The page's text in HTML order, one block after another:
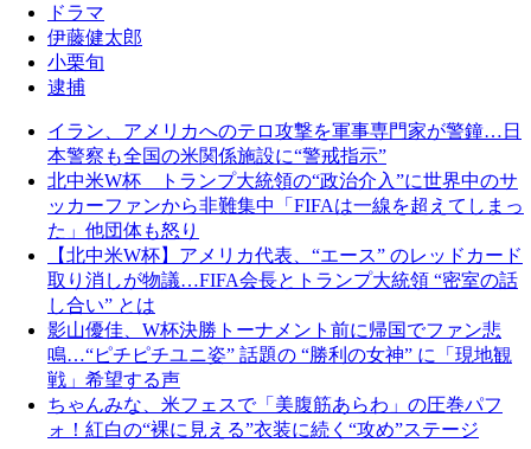
ドラマ
伊藤健太郎
小栗旬
逮捕
イラン、アメリカへのテロ攻撃を軍事専門家が警鐘…日
本警察も全国の米関係施設に“警戒指示”
北中米W杯 トランプ大統領の“政治介入”に世界中のサ
ッカーファンから非難集中「FIFAは一線を超えてしまっ
た」他団体も怒り
【北中米W杯】アメリカ代表、“エース” のレッドカード
取り消しが物議…FIFA会長とトランプ大統領 “密室の話
し合い” とは
影山優佳、W杯決勝トーナメント前に帰国でファン悲
鳴…“ピチピチユニ姿” 話題の “勝利の女神” に「現地観
戦」希望する声
ちゃんみな、米フェスで「美腹筋あらわ」の圧巻パフ
ォ！紅白の“裸に見える”衣装に続く“攻め”ステージ